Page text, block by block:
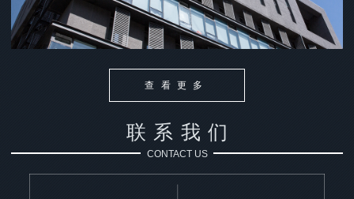
查看更多
联系我们
CONTACT US